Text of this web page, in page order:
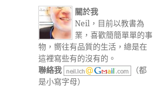
關於我
Neil，目前以教書為
業，喜歡簡簡單單的事
物，嚮往有品質的生活，總是在
這裡寫些有的沒有的。
聯絡我
（都
是小寫字母）